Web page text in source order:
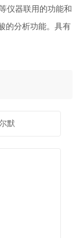
仪器联用的功能和
的分析功能。具有